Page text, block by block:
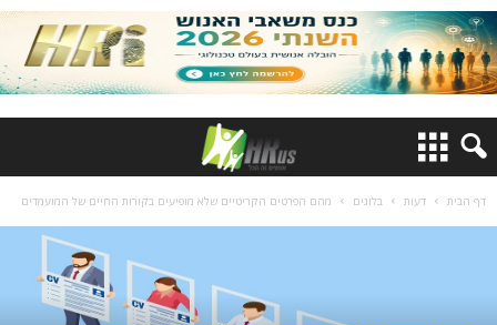
דף הבית דעות בלוגים מהם הפרטים הקריטיים שלא מופיעים בקורות החיים של המועמדים